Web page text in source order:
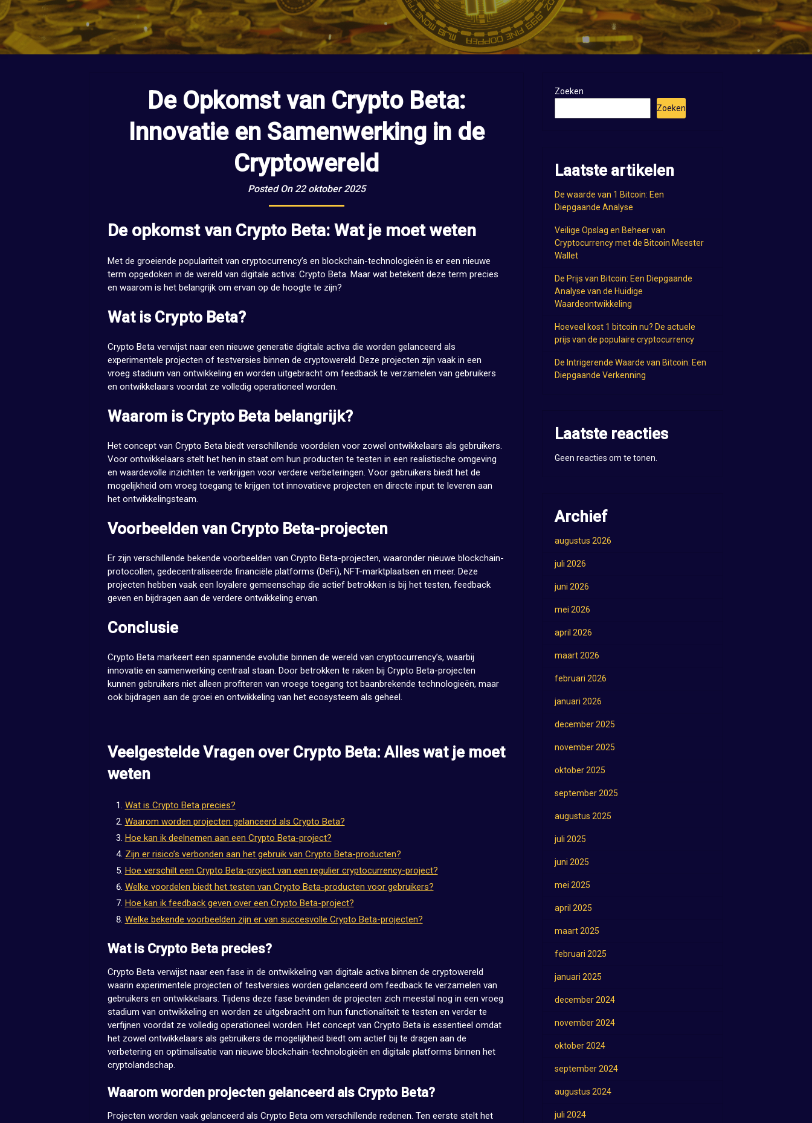
De Opkomst van Crypto Beta:
Innovatie en Samenwerking in de
Cryptowereld
Posted On 22 oktober 2025
De opkomst van Crypto Beta: Wat je moet weten
Met de groeiende populariteit van cryptocurrency’s en blockchain-technologieën is er een nieuwe
term opgedoken in de wereld van digitale activa: Crypto Beta. Maar wat betekent deze term precies
en waarom is het belangrijk om ervan op de hoogte te zijn?
Wat is Crypto Beta?
Crypto Beta verwijst naar een nieuwe generatie digitale activa die worden gelanceerd als
experimentele projecten of testversies binnen de cryptowereld. Deze projecten zijn vaak in een
vroeg stadium van ontwikkeling en worden uitgebracht om feedback te verzamelen van gebruikers
en ontwikkelaars voordat ze volledig operationeel worden.
Waarom is Crypto Beta belangrijk?
Het concept van Crypto Beta biedt verschillende voordelen voor zowel ontwikkelaars als gebruikers.
Voor ontwikkelaars stelt het hen in staat om hun producten te testen in een realistische omgeving
en waardevolle inzichten te verkrijgen voor verdere verbeteringen. Voor gebruikers biedt het de
mogelijkheid om vroeg toegang te krijgen tot innovatieve projecten en directe input te leveren aan
het ontwikkelingsteam.
Voorbeelden van Crypto Beta-projecten
Er zijn verschillende bekende voorbeelden van Crypto Beta-projecten, waaronder nieuwe blockchain-
protocollen, gedecentraliseerde financiële platforms (DeFi), NFT-marktplaatsen en meer. Deze
projecten hebben vaak een loyalere gemeenschap die actief betrokken is bij het testen, feedback
geven en bijdragen aan de verdere ontwikkeling ervan.
Conclusie
Crypto Beta markeert een spannende evolutie binnen de wereld van cryptocurrency’s, waarbij
innovatie en samenwerking centraal staan. Door betrokken te raken bij Crypto Beta-projecten
kunnen gebruikers niet alleen profiteren van vroege toegang tot baanbrekende technologieën, maar
ook bijdragen aan de groei en ontwikkeling van het ecosysteem als geheel.
Veelgestelde Vragen over Crypto Beta: Alles wat je moet
weten
Wat is Crypto Beta precies?
Waarom worden projecten gelanceerd als Crypto Beta?
Hoe kan ik deelnemen aan een Crypto Beta-project?
Zijn er risico’s verbonden aan het gebruik van Crypto Beta-producten?
Hoe verschilt een Crypto Beta-project van een regulier cryptocurrency-project?
Welke voordelen biedt het testen van Crypto Beta-producten voor gebruikers?
Hoe kan ik feedback geven over een Crypto Beta-project?
Welke bekende voorbeelden zijn er van succesvolle Crypto Beta-projecten?
Wat is Crypto Beta precies?
Crypto Beta verwijst naar een fase in de ontwikkeling van digitale activa binnen de cryptowereld
waarin experimentele projecten of testversies worden gelanceerd om feedback te verzamelen van
gebruikers en ontwikkelaars. Tijdens deze fase bevinden de projecten zich meestal nog in een vroeg
stadium van ontwikkeling en worden ze uitgebracht om hun functionaliteit te testen en verder te
verfijnen voordat ze volledig operationeel worden. Het concept van Crypto Beta is essentieel omdat
het zowel ontwikkelaars als gebruikers de mogelijkheid biedt om actief bij te dragen aan de
verbetering en optimalisatie van nieuwe blockchain-technologieën en digitale platforms binnen het
cryptolandschap.
Waarom worden projecten gelanceerd als Crypto Beta?
Projecten worden vaak gelanceerd als Crypto Beta om verschillende redenen. Ten eerste stelt het
Zoeken
Zoeken
Laatste artikelen
De waarde van 1 Bitcoin: Een
Diepgaande Analyse
Veilige Opslag en Beheer van
Cryptocurrency met de Bitcoin Meester
Wallet
De Prijs van Bitcoin: Een Diepgaande
Analyse van de Huidige
Waardeontwikkeling
Hoeveel kost 1 bitcoin nu? De actuele
prijs van de populaire cryptocurrency
De Intrigerende Waarde van Bitcoin: Een
Diepgaande Verkenning
Laatste reacties
Geen reacties om te tonen.
Archief
augustus 2026
juli 2026
juni 2026
mei 2026
april 2026
maart 2026
februari 2026
januari 2026
december 2025
november 2025
oktober 2025
september 2025
augustus 2025
juli 2025
juni 2025
mei 2025
april 2025
maart 2025
februari 2025
januari 2025
december 2024
november 2024
oktober 2024
september 2024
augustus 2024
juli 2024